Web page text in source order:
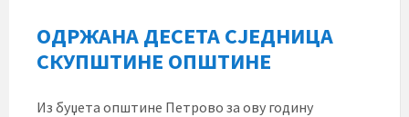
ОДРЖАНА ДЕСЕТА СЈЕДНИЦА
СКУПШТИНЕ ОПШТИНЕ
Из буџета општине Петрово за ову годину